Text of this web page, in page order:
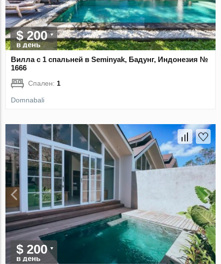
$ 200
в день
Вилла с 1 спальней в Seminyak, Бадунг, Индонезия №
1666
Спален: 1
Domnabali
$ 200
в день